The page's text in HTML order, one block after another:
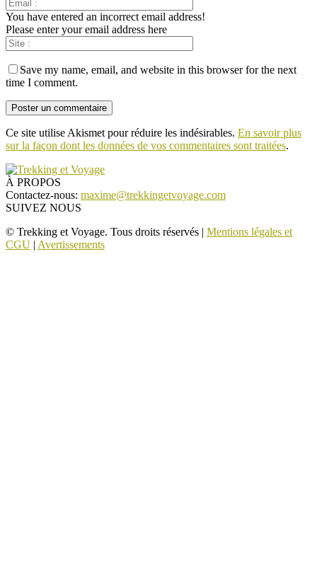
You have entered an incorrect email address!
Please enter your email address here
Save my name, email, and website in this browser for the next
time I comment.
Ce site utilise Akismet pour réduire les indésirables. En savoir plus
sur la façon dont les données de vos commentaires sont traitées.
À PROPOS
Contactez-nous: maxime@trekkingetvoyage.com
SUIVEZ NOUS
© Trekking et Voyage. Tous droits réservés | Mentions légales et
CGU | Avertissements